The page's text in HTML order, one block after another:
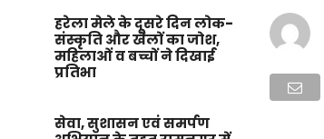
हरेला मेले के दूसरे दिन लोक-
संस्कृति और खेलों का जोश,
महिलाओं व बच्चों ने दिखाई
प्रतिभा
सेवा, सुशासन एवं समर्पण